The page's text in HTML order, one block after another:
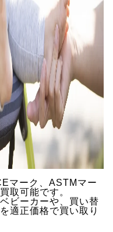
マーク、ASTMマー
取可能です。
ビーカーや、買い替
適正価格で買い取り